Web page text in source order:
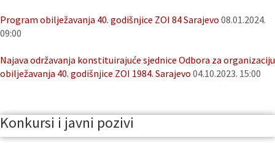
Program obilježavanja 40. godišnjice ZOI 84 Sarajevo 08.01.2024.
09:00
Najava održavanja konstituirajuće sjednice Odbora za organizaciju
obilježavanja 40. godišnjice ZOI 1984. Sarajevo 04.10.2023. 15:00
Konkursi i javni pozivi